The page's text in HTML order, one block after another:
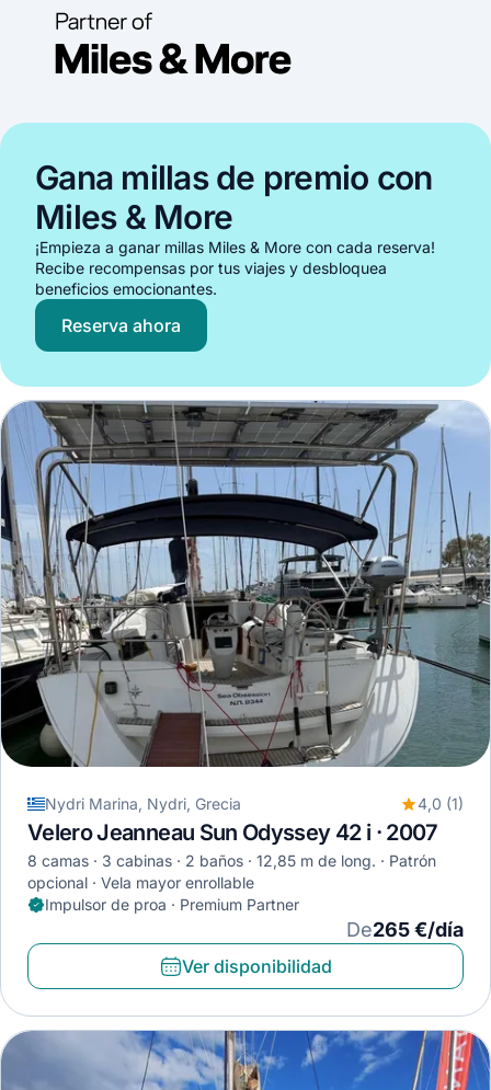
Gana millas de premio con
Miles & More
¡Empieza a ganar millas Miles & More con cada reserva!
Recibe recompensas por tus viajes y desbloquea
beneficios emocionantes.
Reserva ahora
Nydri Marina, Nydri, Grecia 4,0 (1)
Velero Jeanneau Sun Odyssey 42 i · 2007
8 camas 3 cabinas 2 baños 12,85 m de long.
Patrón
opcional
Vela mayor enrollable
Impulsor de proa · Premium Partner
De265 €/día
Ver disponibilidad